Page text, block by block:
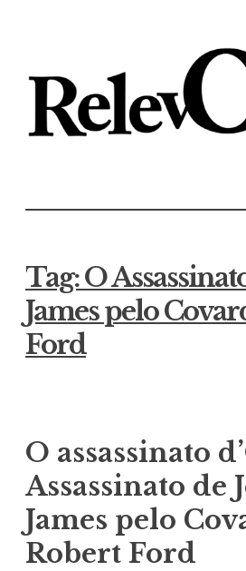
conteúdo
Tag:O
James pelo
Ford
O assassinato
Assassinato de
James pelo
Robert Ford